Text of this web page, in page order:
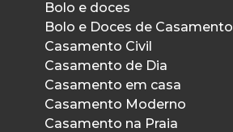
Bolo e doces
Bolo e Doces de Casamento
Casamento Civil
Casamento de Dia
Casamento em casa
Casamento Moderno
Casamento na Praia